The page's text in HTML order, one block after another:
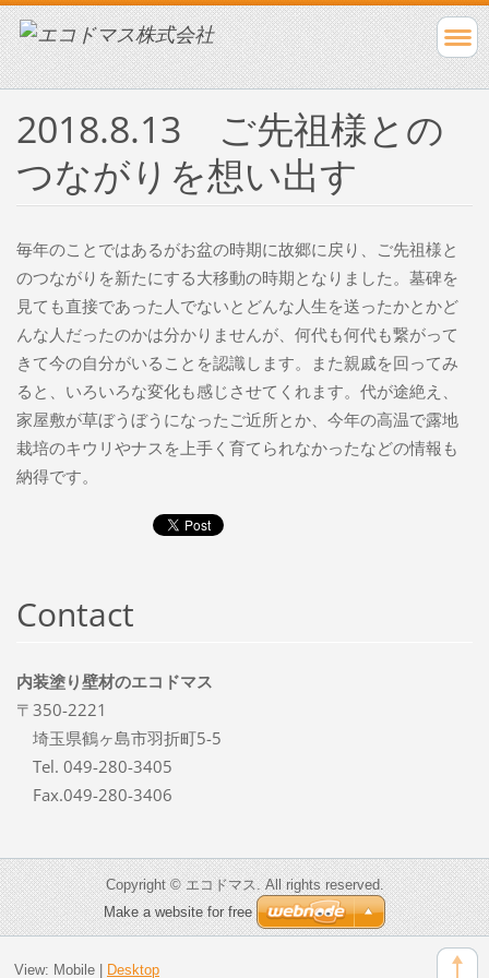
2018.8.13 ご先祖様との
つながりを想い出す
毎年のことではあるがお盆の時期に故郷に戻り、ご先祖様と
のつながりを新たにする大移動の時期となりました。墓碑を
見ても直接であった人でないとどんな人生を送ったかとかど
んな人だったのかは分かりませんが、何代も何代も繋がって
きて今の自分がいることを認識します。また親戚を回ってみ
ると、いろいろな変化も感じさせてくれます。代が途絶え、
家屋敷が草ぼうぼうになったご近所とか、今年の高温で露地
栽培のキウリやナスを上手く育てられなかったなどの情報も
納得です。
Contact
内装塗り壁材のエコドマス
〒350-2221
埼玉県鶴ヶ島市羽折町5-5
Tel. 049-280-3405
Fax.049-280-3406
Copyright © エコドマス. All rights reserved.
Make a website for free
View: Mobile| Desktop